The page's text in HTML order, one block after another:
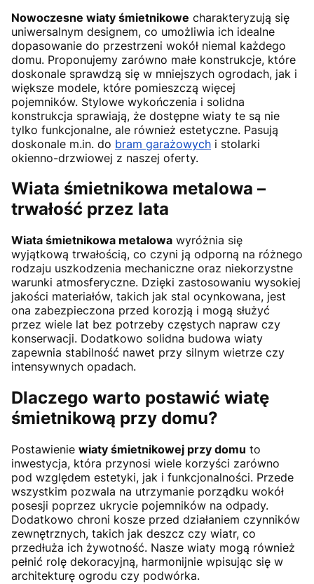
Nowoczesne wiaty śmietnikowe charakteryzują się
uniwersalnym designem, co umożliwia ich idealne
dopasowanie do przestrzeni wokół niemal każdego
domu. Proponujemy zarówno małe konstrukcje, które
doskonale sprawdzą się w mniejszych ogrodach, jak i
większe modele, które pomieszczą więcej
pojemników. Stylowe wykończenia i solidna
konstrukcja sprawiają, że dostępne wiaty te są nie
tylko funkcjonalne, ale również estetyczne. Pasują
doskonale m.in. do bram garażowych i stolarki
okienno-drzwiowej z naszej oferty.
Wiata śmietnikowa metalowa –
trwałość przez lata
Wiata śmietnikowa metalowa wyróżnia się
wyjątkową trwałością, co czyni ją odporną na różnego
rodzaju uszkodzenia mechaniczne oraz niekorzystne
warunki atmosferyczne. Dzięki zastosowaniu wysokiej
jakości materiałów, takich jak stal ocynkowana, jest
ona zabezpieczona przed korozją i mogą służyć
przez wiele lat bez potrzeby częstych napraw czy
konserwacji. Dodatkowo solidna budowa wiaty
zapewnia stabilność nawet przy silnym wietrze czy
intensywnych opadach.
Dlaczego warto postawić wiatę
śmietnikową przy domu?
Postawienie wiaty śmietnikowej przy domu to
inwestycja, która przynosi wiele korzyści zarówno
pod względem estetyki, jak i funkcjonalności. Przede
wszystkim pozwala na utrzymanie porządku wokół
posesji poprzez ukrycie pojemników na odpady.
Dodatkowo chroni kosze przed działaniem czynników
zewnętrznych, takich jak deszcz czy wiatr, co
przedłuża ich żywotność. Nasze wiaty mogą również
pełnić rolę dekoracyjną, harmonijnie wpisując się w
architekturę ogrodu czy podwórka.